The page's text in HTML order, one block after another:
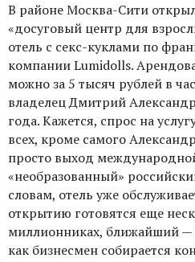
В районе Москва-Сити
«досуговый центр для
отель с секс-куклами по
компании Lumidolls.
можно за 5 тысяч рублей в
владелец Дмитрий
года. Кажется, спрос на
всех, кроме самого
просто выход
«необразованный»
словам, отель уже
открытию готовятся еще
миллионниках, ближайший —
как бизнесмен собирается